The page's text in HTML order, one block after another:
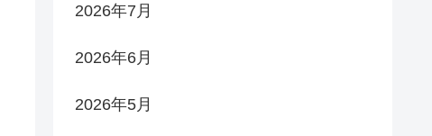
2026年7月
2026年6月
2026年5月